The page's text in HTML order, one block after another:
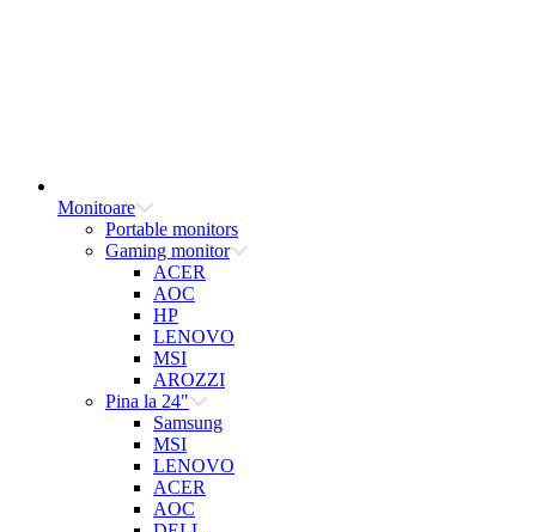
Monitoare
Portable monitors
Gaming monitor
ACER
AOC
HP
LENOVO
MSI
AROZZI
Pina la 24"
Samsung
MSI
LENOVO
ACER
AOC